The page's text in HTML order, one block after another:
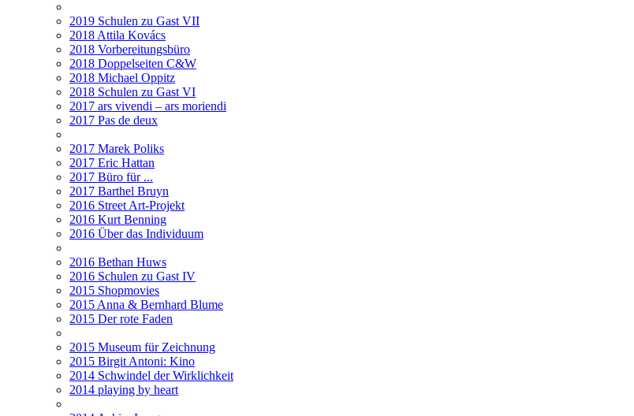
2019 Schulen zu Gast VII
2018 Attila Kovács
2018 Vorbereitungsbüro
2018 Doppelseiten C&W
2018 Michael Oppitz
2018 Schulen zu Gast VI
2017 ars vivendi – ars moriendi
2017 Pas de deux
2017 Marek Poliks
2017 Eric Hattan
2017 Büro für ...
2017 Barthel Bruyn
2016 Street Art-Projekt
2016 Kurt Benning
2016 Über das Individuum
2016 Bethan Huws
2016 Schulen zu Gast IV
2015 Shopmovies
2015 Anna & Bernhard Blume
2015 Der rote Faden
2015 Museum für Zeichnung
2015 Birgit Antoni: Kino
2014 Schwindel der Wirklichkeit
2014 playing by heart